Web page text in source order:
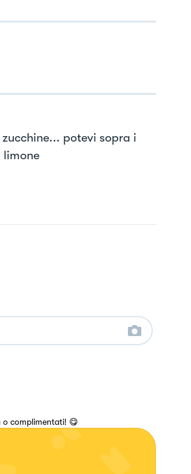
potevi sopra i
limone
complimentati! 😋